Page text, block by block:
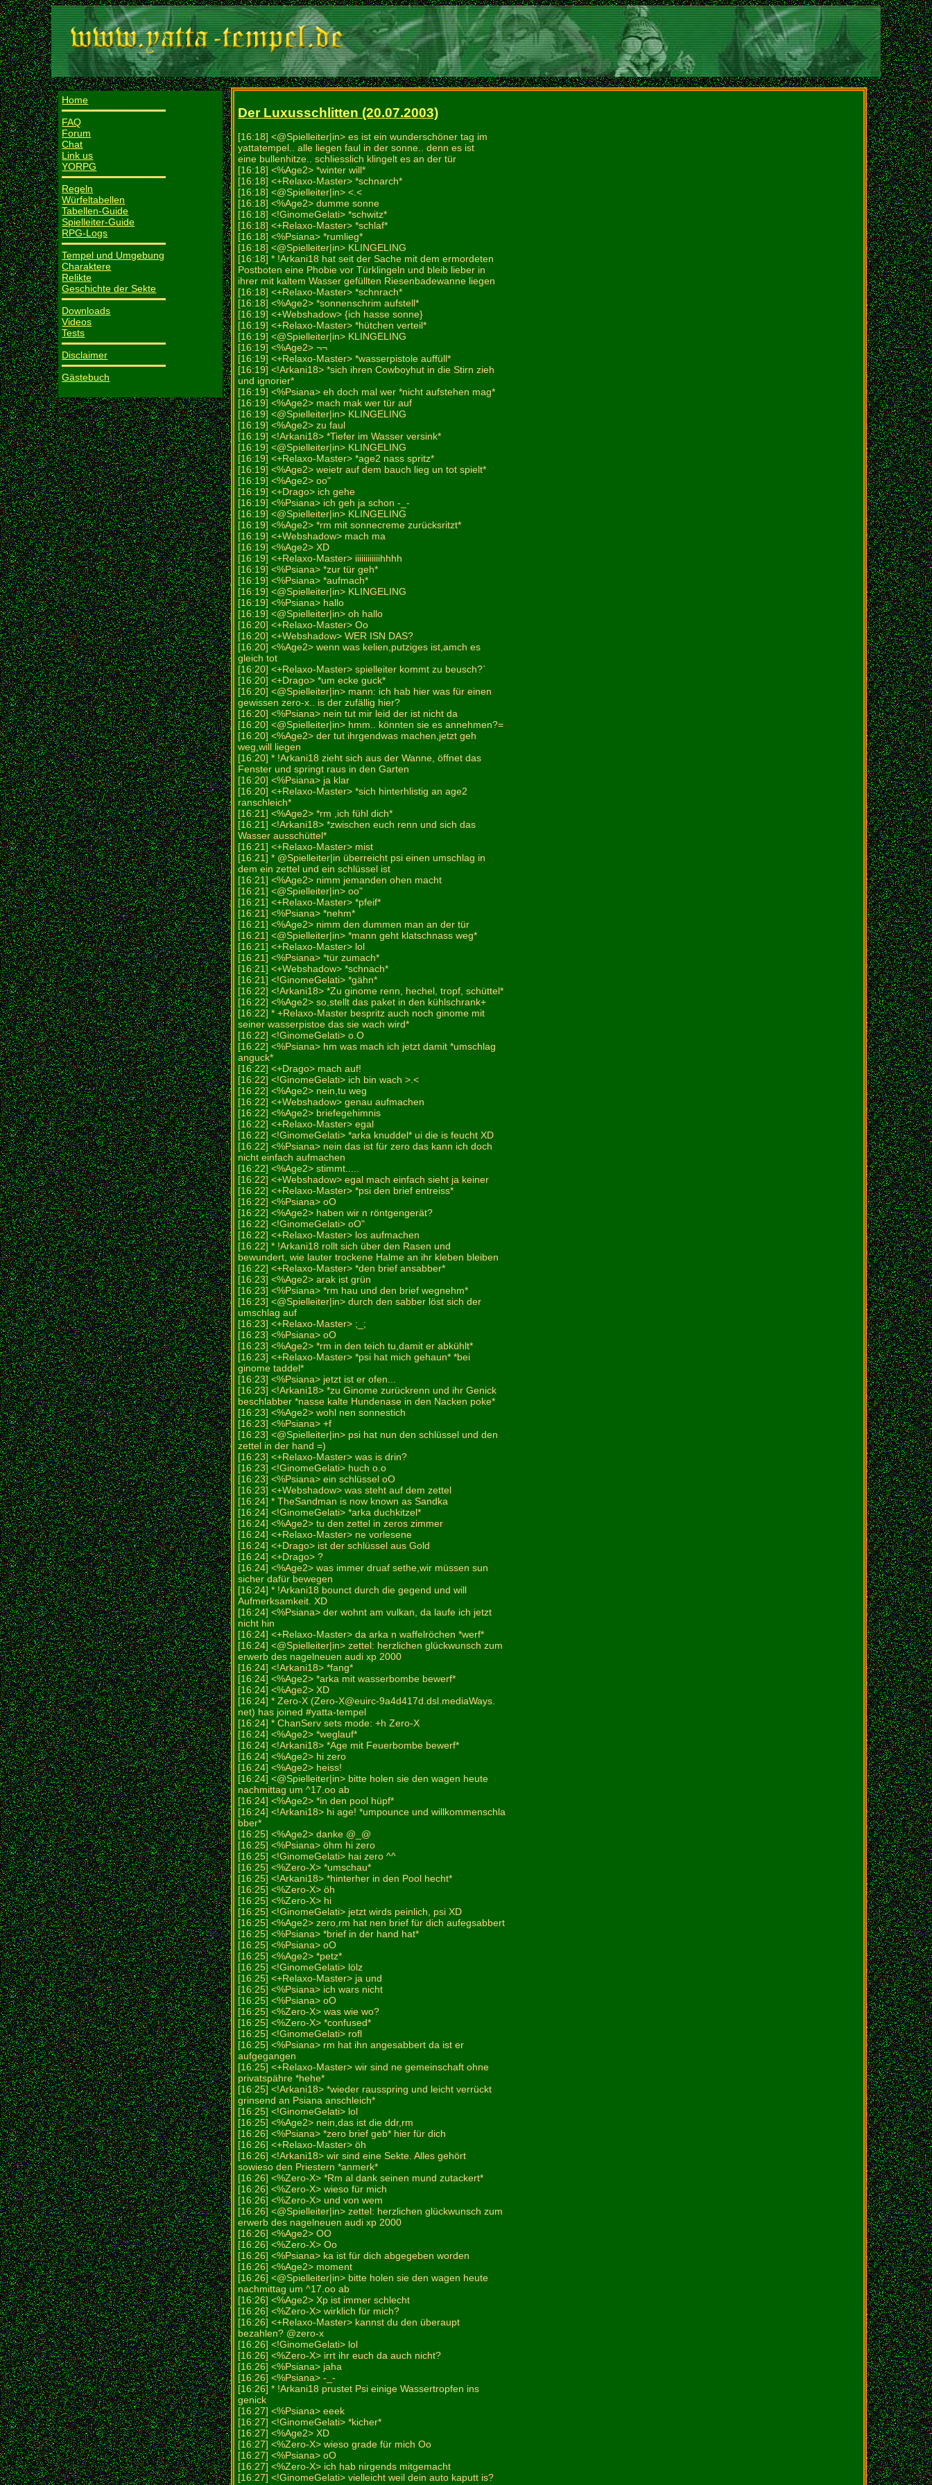
Home
FAQ
Forum
Chat
Link us
YORPG
Regeln
Würfeltabellen
Tabellen-Guide
Spielleiter-Guide
RPG-Logs
Tempel und Umgebung
Charaktere
Relikte
Geschichte der Sekte
Downloads
Videos
Tests
Disclaimer
Gästebuch
Der Luxusschlitten (20.07.2003)
[16:18] <@Spielleiter|in> es ist ein wunderschöner tag im
yattatempel.. alle liegen faul in der sonne.. denn es ist
eine bullenhitze.. schliesslich klingelt es an der tür
[16:18] <%Age2> *winter will*
[16:18] <+Relaxo-Master> *schnarch*
[16:18] <@Spielleiter|in> <.<
[16:18] <%Age2> dumme sonne
[16:18] <!GinomeGelati> *schwitz*
[16:18] <+Relaxo-Master> *schlaf*
[16:18] <%Psiana> *rumlieg*
[16:18] <@Spielleiter|in> KLINGELING
[16:18] * !Arkani18 hat seit der Sache mit dem ermordeten
Postboten eine Phobie vor Türklingeln und bleib lieber in
ihrer mit kaltem Wasser gefüllten Riesenbadewanne liegen
[16:18] <+Relaxo-Master> *schnrach*
[16:18] <%Age2> *sonnenschrim aufstell*
[16:19] <+Webshadow> {ich hasse sonne}
[16:19] <+Relaxo-Master> *hütchen verteil*
[16:19] <@Spielleiter|in> KLINGELING
[16:19] <%Age2> ¬¬
[16:19] <+Relaxo-Master> *wasserpistole auffüll*
[16:19] <!Arkani18> *sich ihren Cowboyhut in die Stirn zieh
und ignorier*
[16:19] <%Psiana> eh doch mal wer *nicht aufstehen mag*
[16:19] <%Age2> mach mak wer tür auf
[16:19] <@Spielleiter|in> KLINGELING
[16:19] <%Age2> zu faul
[16:19] <!Arkani18> *Tiefer im Wasser versink*
[16:19] <@Spielleiter|in> KLINGELING
[16:19] <+Relaxo-Master> *age2 nass spritz*
[16:19] <%Age2> weietr auf dem bauch lieg un tot spielt*
[16:19] <%Age2> oo"
[16:19] <+Drago> ich gehe
[16:19] <%Psiana> ich geh ja schon -_-
[16:19] <@Spielleiter|in> KLINGELING
[16:19] <%Age2> *rm mit sonnecreme zurücksritzt*
[16:19] <+Webshadow> mach ma
[16:19] <%Age2> XD
[16:19] <+Relaxo-Master> iiiiiiiiiiiihhhh
[16:19] <%Psiana> *zur tür geh*
[16:19] <%Psiana> *aufmach*
[16:19] <@Spielleiter|in> KLINGELING
[16:19] <%Psiana> hallo
[16:19] <@Spielleiter|in> oh hallo
[16:20] <+Relaxo-Master> Oo
[16:20] <+Webshadow> WER ISN DAS?
[16:20] <%Age2> wenn was kelien,putziges ist,amch es
gleich tot
[16:20] <+Relaxo-Master> spielleiter kommt zu beusch?`
[16:20] <+Drago> *um ecke guck*
[16:20] <@Spielleiter|in> mann: ich hab hier was für einen
gewissen zero-x.. is der zufällig hier?
[16:20] <%Psiana> nein tut mir leid der ist nicht da
[16:20] <@Spielleiter|in> hmm.. könnten sie es annehmen?=
[16:20] <%Age2> der tut ihrgendwas machen,jetzt geh
weg,will liegen
[16:20] * !Arkani18 zieht sich aus der Wanne, öffnet das
Fenster und springt raus in den Garten
[16:20] <%Psiana> ja klar
[16:20] <+Relaxo-Master> *sich hinterhlistig an age2
ranschleich*
[16:21] <%Age2> *rm ,ich fühl dich*
[16:21] <!Arkani18> *zwischen euch renn und sich das
Wasser ausschüttel*
[16:21] <+Relaxo-Master> mist
[16:21] * @Spielleiter|in überreicht psi einen umschlag in
dem ein zettel und ein schlüssel ist
[16:21] <%Age2> nimm jemanden ohen macht
[16:21] <@Spielleiter|in> oo"
[16:21] <+Relaxo-Master> *pfeif*
[16:21] <%Psiana> *nehm*
[16:21] <%Age2> nimm den dummen man an der tür
[16:21] <@Spielleiter|in> *mann geht klatschnass weg*
[16:21] <+Relaxo-Master> lol
[16:21] <%Psiana> *tür zumach*
[16:21] <+Webshadow> *schnach*
[16:21] <!GinomeGelati> *gähn*
[16:22] <!Arkani18> *Zu ginome renn, hechel, tropf, schüttel*
[16:22] <%Age2> so,stellt das paket in den kühlschrank+
[16:22] * +Relaxo-Master bespritz auch noch ginome mit
seiner wasserpistoe das sie wach wird*
[16:22] <!GinomeGelati> o.O
[16:22] <%Psiana> hm was mach ich jetzt damit *umschlag
anguck*
[16:22] <+Drago> mach auf!
[16:22] <!GinomeGelati> ich bin wach >.<
[16:22] <%Age2> nein,tu weg
[16:22] <+Webshadow> genau aufmachen
[16:22] <%Age2> briefegehimnis
[16:22] <+Relaxo-Master> egal
[16:22] <!GinomeGelati> *arka knuddel* ui die is feucht XD
[16:22] <%Psiana> nein das ist für zero das kann ich doch
nicht einfach aufmachen
[16:22] <%Age2> stimmt.....
[16:22] <+Webshadow> egal mach einfach sieht ja keiner
[16:22] <+Relaxo-Master> *psi den brief entreiss*
[16:22] <%Psiana> oO
[16:22] <%Age2> haben wir n röntgengerät?
[16:22] <!GinomeGelati> oO"
[16:22] <+Relaxo-Master> los aufmachen
[16:22] * !Arkani18 rollt sich über den Rasen und
bewundert, wie lauter trockene Halme an ihr kleben bleiben
[16:22] <+Relaxo-Master> *den brief ansabber*
[16:23] <%Age2> arak ist grün
[16:23] <%Psiana> *rm hau und den brief wegnehm*
[16:23] <@Spielleiter|in> durch den sabber löst sich der
umschlag auf
[16:23] <+Relaxo-Master> ;_;
[16:23] <%Psiana> oO
[16:23] <%Age2> *rm in den teich tu,damit er abkühlt*
[16:23] <+Relaxo-Master> *psi hat mich gehaun* *bei
ginome taddel*
[16:23] <%Psiana> jetzt ist er ofen...
[16:23] <!Arkani18> *zu Ginome zurückrenn und ihr Genick
beschlabber *nasse kalte Hundenase in den Nacken poke*
[16:23] <%Age2> wohl nen sonnestich
[16:23] <%Psiana> +f
[16:23] <@Spielleiter|in> psi hat nun den schlüssel und den
zettel in der hand =)
[16:23] <+Relaxo-Master> was is drin?
[16:23] <!GinomeGelati> huch o.o
[16:23] <%Psiana> ein schlüssel oO
[16:23] <+Webshadow> was steht auf dem zettel
[16:24] * TheSandman is now known as Sandka
[16:24] <!GinomeGelati> *arka duchkitzel*
[16:24] <%Age2> tu den zettel in zeros zimmer
[16:24] <+Relaxo-Master> ne vorlesene
[16:24] <+Drago> ist der schlüssel aus Gold
[16:24] <+Drago> ?
[16:24] <%Age2> was immer druaf sethe,wir müssen sun
sicher dafür bewegen
[16:24] * !Arkani18 bounct durch die gegend und will
Aufmerksamkeit. XD
[16:24] <%Psiana> der wohnt am vulkan, da laufe ich jetzt
nicht hin
[16:24] <+Relaxo-Master> da arka n waffelröchen *werf*
[16:24] <@Spielleiter|in> zettel: herzlichen glückwunsch zum
erwerb des nagelneuen audi xp 2000
[16:24] <!Arkani18> *fang*
[16:24] <%Age2> *arka mit wasserbombe bewerf*
[16:24] <%Age2> XD
[16:24] * Zero-X (Zero-X@euirc-9a4d417d.dsl.mediaWays.
net) has joined #yatta-tempel
[16:24] * ChanServ sets mode: +h Zero-X
[16:24] <%Age2> *weglauf*
[16:24] <!Arkani18> *Age mit Feuerbombe bewerf*
[16:24] <%Age2> hi zero
[16:24] <%Age2> heiss!
[16:24] <@Spielleiter|in> bitte holen sie den wagen heute
nachmittag um ^17.oo ab
[16:24] <%Age2> *in den pool hüpf*
[16:24] <!Arkani18> hi age! *umpounce und willkommenschla
bber*
[16:25] <%Age2> danke @_@
[16:25] <%Psiana> öhm hi zero
[16:25] <!GinomeGelati> hai zero ^^
[16:25] <%Zero-X> *umschau*
[16:25] <!Arkani18> *hinterher in den Pool hecht*
[16:25] <%Zero-X> öh
[16:25] <%Zero-X> hi
[16:25] <!GinomeGelati> jetzt wirds peinlich, psi XD
[16:25] <%Age2> zero,rm hat nen brief für dich aufegsabbert
[16:25] <%Psiana> *brief in der hand hat*
[16:25] <%Psiana> oO
[16:25] <%Age2> *petz*
[16:25] <!GinomeGelati> lölz
[16:25] <+Relaxo-Master> ja und
[16:25] <%Psiana> ich wars nicht
[16:25] <%Psiana> oO
[16:25] <%Zero-X> was wie wo?
[16:25] <%Zero-X> *confused*
[16:25] <!GinomeGelati> rofl
[16:25] <%Psiana> rm hat ihn angesabbert da ist er
aufgegangen
[16:25] <+Relaxo-Master> wir sind ne gemeinschaft ohne
privatspähre *hehe*
[16:25] <!Arkani18> *wieder rausspring und leicht verrückt
grinsend an Psiana anschleich*
[16:25] <!GinomeGelati> lol
[16:25] <%Age2> nein,das ist die ddr,rm
[16:26] <%Psiana> *zero brief geb* hier für dich
[16:26] <+Relaxo-Master> öh
[16:26] <!Arkani18> wir sind eine Sekte. Alles gehört
sowieso den Priestern *anmerk*
[16:26] <%Zero-X> *Rm al dank seinen mund zutackert*
[16:26] <%Zero-X> wieso für mich
[16:26] <%Zero-X> und von wem
[16:26] <@Spielleiter|in> zettel: herzlichen glückwunsch zum
erwerb des nagelneuen audi xp 2000
[16:26] <%Age2> OO
[16:26] <%Zero-X> Oo
[16:26] <%Psiana> ka ist für dich abgegeben worden
[16:26] <%Age2> moment
[16:26] <@Spielleiter|in> bitte holen sie den wagen heute
nachmittag um ^17.oo ab
[16:26] <%Age2> Xp ist immer schlecht
[16:26] <%Zero-X> wirklich für mich?
[16:26] <+Relaxo-Master> kannst du den überaupt
bezahlen? @zero-x
[16:26] <!GinomeGelati> lol
[16:26] <%Zero-X> irrt ihr euch da auch nicht?
[16:26] <%Psiana> jaha
[16:26] <%Psiana> -_-
[16:26] * !Arkani18 prustet Psi einige Wassertropfen ins
genick
[16:27] <%Psiana> eeek
[16:27] <!GinomeGelati> *kicher*
[16:27] <%Age2> XD
[16:27] <%Zero-X> wieso grade für mich Oo
[16:27] <%Psiana> oO
[16:27] <%Zero-X> ich hab nirgends mitgemacht
[16:27] <!GinomeGelati> vielleicht weil dein auto kaputt is?